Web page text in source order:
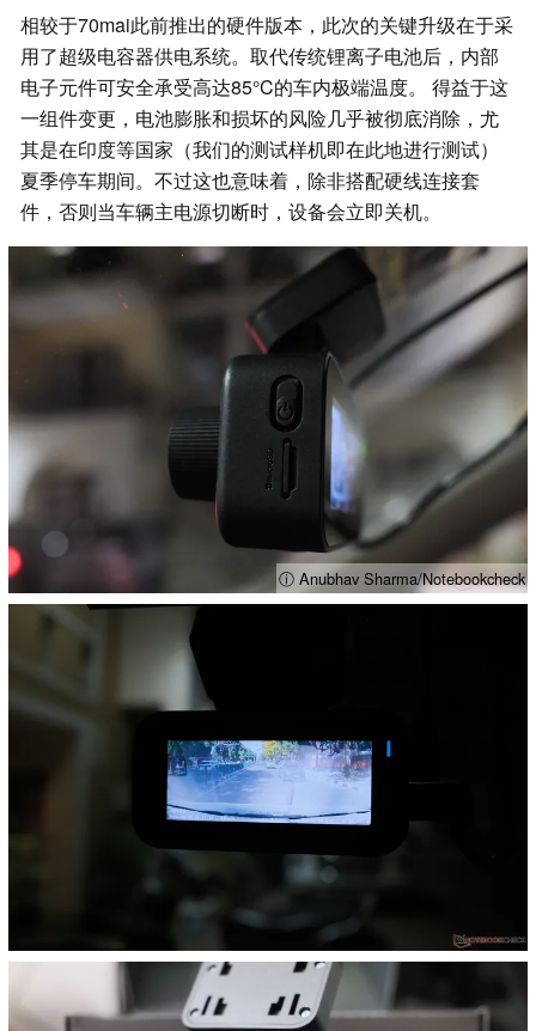
相较于70mai此前推出的硬件版本，此次的关键升级在于采
用了超级电容器供电系统。取代传统锂离子电池后，内部
电子元件可安全承受高达85°C的车内极端温度。 得益于这
一组件变更，电池膨胀和损坏的风险几乎被彻底消除，尤
其是在印度等国家（我们的测试样机即在此地进行测试）
夏季停车期间。不过这也意味着，除非搭配硬线连接套
件，否则当车辆主电源切断时，设备会立即关机。
ⓘ Anubhav Sharma/Notebookcheck